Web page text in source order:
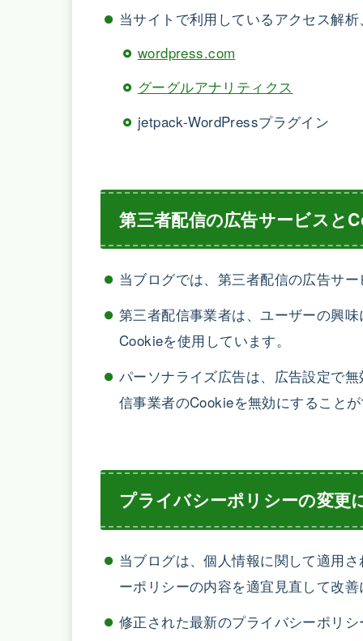
当サイトで利用しているアクセス解
wordpress.com
グーグルアナリティクス
jetpack-WordPressプラグイン
第三者配信の広告サービスと
当ブログでは、第三者配信の広告サ
第三者配信事業者は、ユーザーの興
Cookieを使用しています。
パーソナライズ広告は、広告設定で
信事業者のCookieを無効にすること
プライバシーポリシーの変更
当ブログは、個人情報に関して適用
ーポリシーの内容を適宜見直して改
修正された最新のプライバシーポリ